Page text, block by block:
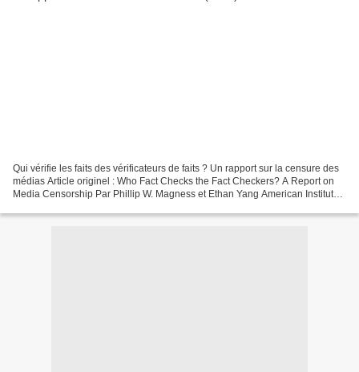
Qui vérifie les faits des vérificateurs de faits ? Un rapport sur la censure des
médias Article originel : Who Fact Checks the Fact Checkers? A Report on
Media Censorship Par Phillip W. Magness et Ethan Yang American Institute